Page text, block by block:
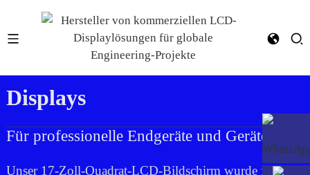
17-Zoll-Quadrat-LCD-
Displays
Für professionelle Endgeräte und Geräte
Unser 17-Zoll-Quadrat-LCD-Bildschirm wurde für